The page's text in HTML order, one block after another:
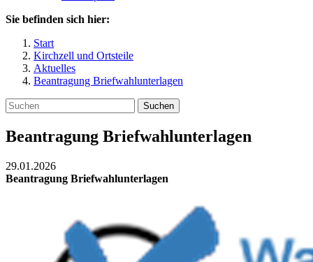
Sie befinden sich hier:
Start
Kirchzell und Ortsteile
Aktuelles
Beantragung Briefwahlunterlagen
Suchen
Beantragung Briefwahlunterlagen
29.01.2026
Beantragung Briefwahlunterlagen